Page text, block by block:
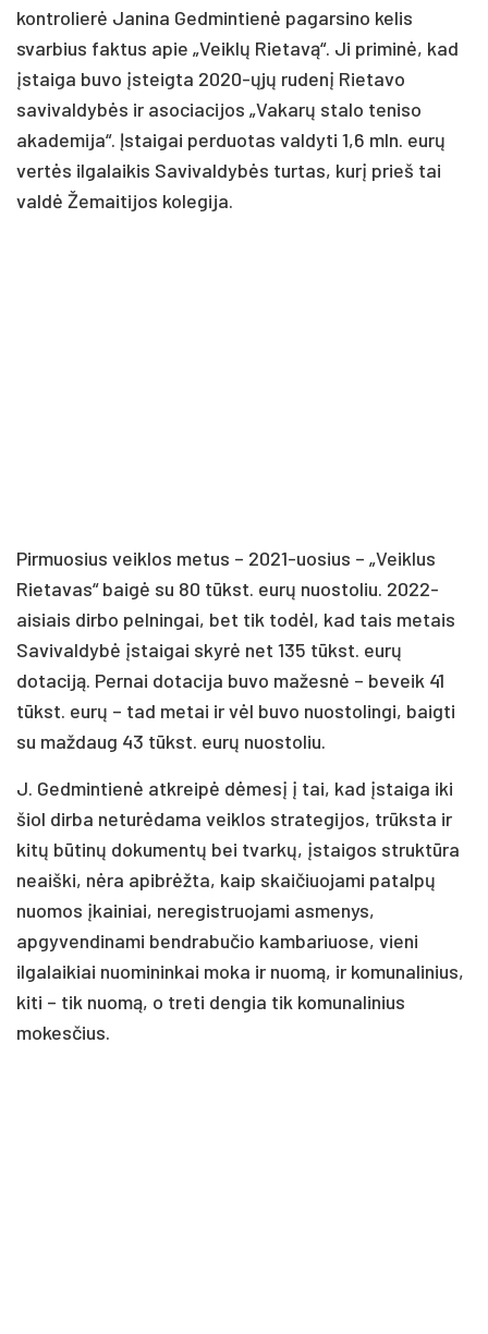
kontrolierė Janina Gedmintienė pagarsino kelis
svarbius faktus apie „Veiklų Rietavą“. Ji priminė, kad
įstaiga buvo įsteigta 2020-ųjų rudenį Rietavo
savivaldybės ir asociacijos „Vakarų stalo teniso
akademija“. Įstaigai perduotas valdyti 1,6 mln. eurų
vertės ilgalaikis Savivaldybės turtas, kurį prieš tai
valdė Žemaitijos kolegija.
Pirmuosius veiklos metus – 2021-uosius – „Veiklus
Rietavas“ baigė su 80 tūkst. eurų nuostoliu. 2022-
aisiais dirbo pelningai, bet tik todėl, kad tais metais
Savivaldybė įstaigai skyrė net 135 tūkst. eurų
dotaciją. Pernai dotacija buvo mažesnė – beveik 41
tūkst. eurų – tad metai ir vėl buvo nuostolingi, baigti
su maždaug 43 tūkst. eurų nuostoliu.
J. Gedmintienė atkreipė dėmesį į tai, kad įstaiga iki
šiol dirba neturėdama veiklos strategijos, trūksta ir
kitų būtinų dokumentų bei tvarkų, įstaigos struktūra
neaiški, nėra apibrėžta, kaip skaičiuojami patalpų
nuomos įkainiai, neregistruojami asmenys,
apgyvendinami bendrabučio kambariuose, vieni
ilgalaikiai nuomininkai moka ir nuomą, ir komunalinius,
kiti – tik nuomą, o treti dengia tik komunalinius
mokesčius.